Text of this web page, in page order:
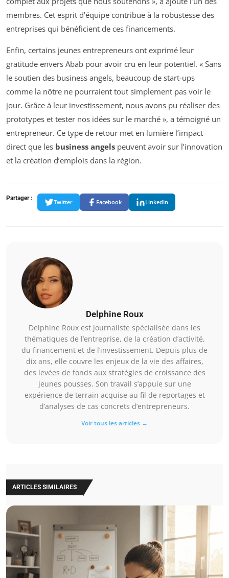
membres. Cet esprit d’équipe contribue à la robustesse des
entreprises qui bénéficient de ces financements.
Enfin, certains jeunes entrepreneurs ont exprimé leur
gratitude envers Abab pour avoir cru en leur potentiel. « Sans
le soutien des business angels, beaucoup de start-ups
comme la nôtre ne pourraient tout simplement pas voir le
jour. Grâce à leur investissement, nous avons pu réaliser des
prototypes et tester nos idées sur le marché », a témoigné un
entrepreneur. Ce type de retour met en lumière l’impact
direct que les business angels peuvent avoir sur l’innovation
et la création d’emplois dans la région.
Partager :
Twitter Facebook LinkedIn
Delphine Roux
Delphine Roux est journaliste spécialisée dans les
thématiques de l’entreprise, de la création d’activité,
du financement et de l’investissement. Depuis plus de
dix ans, elle couvre les enjeux de la vie des affaires,
des levées de fonds aux stratégies de croissance des
jeunes pousses. Son travail s’appuie sur une
expérience de terrain acquise au fil de reportages et
d’analyses de cas concrets d’entrepreneurs.
Voir tous les articles →
ARTICLES SIMILAIRES